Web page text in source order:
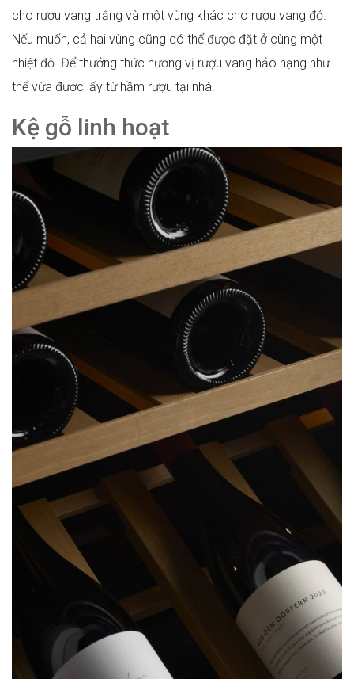
cho rượu vang trắng và một vùng khác cho rượu vang đỏ.
Nếu muốn, cả hai vùng cũng có thể được đặt ở cùng một
nhiệt độ. Để thưởng thức hương vị rượu vang hảo hạng như
thể vừa được lấy từ hầm rượu tại nhà.
Kệ gỗ linh hoạt